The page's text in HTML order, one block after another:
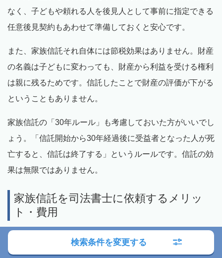
なく、子どもや頼れる人を後見人として事前に指定できる
任意後見契約もあわせて準備しておくと安心です。
また、家族信託それ自体には節税効果はありません。財産
の名義は子どもに変わっても、財産から利益を受ける権利
は親に残るためです。信託したことで財産の評価が下がる
ということもありません。
家族信託の「30年ルール」も考慮しておいた方がいいでし
ょう。「信託開始から30年経過後に受益者となった人が死
亡すると、信託は終了する」というルールです。信託の効
果は無限ではありません。
家族信託を司法書士に依頼するメリッ
ト・費用
家族信託の手続きはかなり複雑で、契約書の作成にも専門
的な知識が不可欠です。家族信託を検討しているのであれ
検索条件を変更する